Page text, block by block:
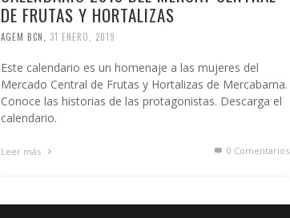
DE FRUTAS Y HORTALIZAS
AGEM BCN 31 ENERO, 2019
Este calendario es un homenaje a las mujeres del
Mercado Central de Frutas y Hortalizas de Mercabarna.
Conoce las historias de las protagonistas. Descarga el
calendario.
Leer más 0 Comentarios